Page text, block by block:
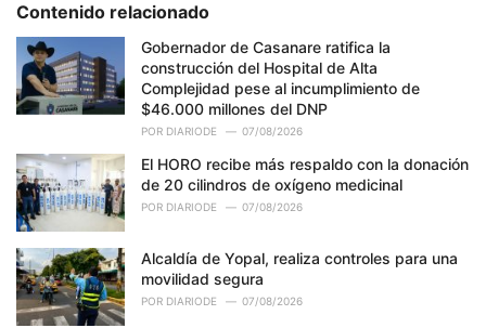
:Contenido relacionado
Gobernador de Casanare ratifica la
construcción del Hospital de Alta
Complejidad pese al incumplimiento de
$46.000 millones del DNP
POR DIARIODE 07/08/2026
El HORO recibe más respaldo con la donación
de 20 cilindros de oxígeno medicinal
POR DIARIODE 07/08/2026
Alcaldía de Yopal, realiza controles para una
movilidad segura
POR DIARIODE 07/08/2026